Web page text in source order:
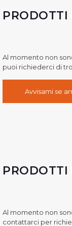
PRODOTTI
Al momento non
puoi richiederci di
Avvisami se
PRODOTTI
Al momento non
contattarci per